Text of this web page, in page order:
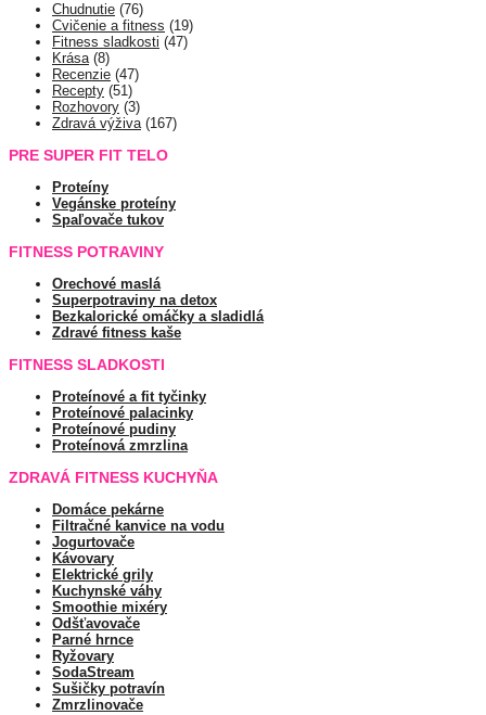
Chudnutie (76)
Cvičenie a fitness (19)
Fitness sladkosti (47)
Krása(8)
Recenzie (47)
Recepty (51)
Rozhovory (3)
Zdravá výživa(167)
PRE SUPER FIT TELO
Proteíny
Vegánske proteíny
Spaľovače tukov
FITNESS POTRAVINY
Orechové maslá
Superpotraviny na detox
Bezkalorické omáčky a sladidlá
Zdravé fitness kaše
FITNESS SLADKOSTI
Proteínové a fit tyčinky
Proteínové palacinky
Proteínové pudiny
Proteínová zmrzlina
ZDRAVÁ FITNESS KUCHYŇA
Domáce pekárne
Filtračné kanvice na vodu
Jogurtovače
Kávovary
Elektrické grily
Kuchynské váhy
Smoothie mixéry
Odšťavovače
Parné hrnce
Ryžovary
SodaStream
Sušičky potravín
Zmrzlinovače